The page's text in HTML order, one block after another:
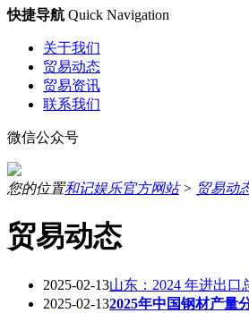
快捷导航 Quick Navigation
关于我们
贸易动态
贸易资讯
联系我们
微信公众号
您的位置和记娱乐官方网站> 贸易动
贸易动态
2025-02-13山东：2024 年进出口
2025-02-132025年中国钢材产量